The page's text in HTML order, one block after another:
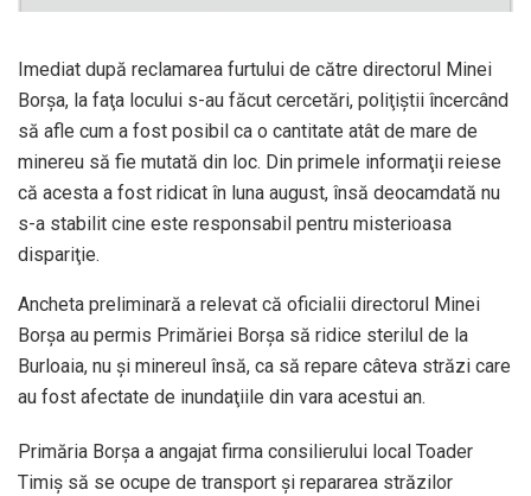
Imediat după reclamarea furtului de către directorul Minei
Borşa, la faţa locului s-au făcut cercetări, poliţiştii încercând
să afle cum a fost posibil ca o cantitate atât de mare de
minereu să fie mutată din loc. Din primele informaţii reiese
că acesta a fost ridicat în luna august, însă deocamdată nu
s-a stabilit cine este responsabil pentru misterioasa
dispariţie.
Ancheta preliminară a relevat că oficialii directorul Minei
Borşa au permis Primăriei Borşa să ridice sterilul de la
Burloaia, nu şi minereul însă, ca să repare câteva străzi care
au fost afectate de inundaţiile din vara acestui an.
Primăria Borşa a angajat firma consilierului local Toader
Timiş să se ocupe de transport şi repararea străzilor